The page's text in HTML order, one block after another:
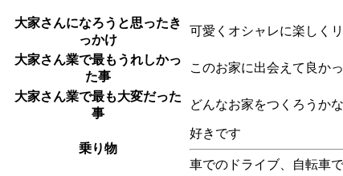
大家さんになろうと思ったき
っかけ
可愛くオシャレに楽しく
大家さん業で最もうれしかっ
た事
このお家に出会えて良か
大家さん業で最も大変だった
事
どんなお家をつくろうか
乗り物
好きです
車でのドライブ、自転車